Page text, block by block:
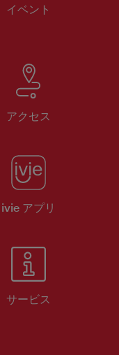
イベント
アクセス
ivie アプリ
サービス